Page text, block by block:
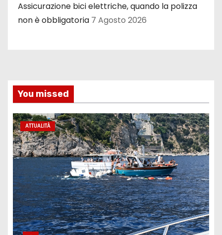
Assicurazione bici elettriche, quando la polizza
non è obbligatoria 7 Agosto 2026
You missed
ATTUALITÀ